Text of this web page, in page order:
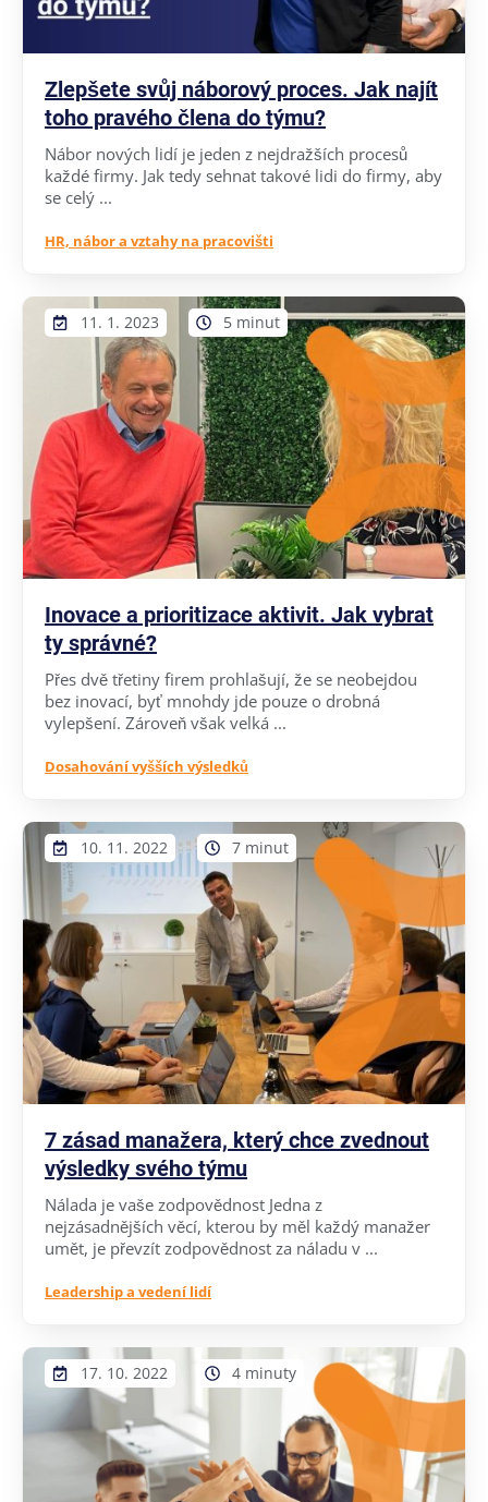
Zlepšete svůj náborový proces. Jak najít
toho pravého člena do týmu?
Nábor nových lidí je jeden z nejdražších procesů
každé firmy. Jak tedy sehnat takové lidi do firmy, aby
se celý ...
HR, nábor a vztahy na pracovišti
11. 1. 2023 5 minut
Inovace a prioritizace aktivit. Jak vybrat
ty správné?
Přes dvě třetiny firem prohlašují, že se neobejdou
bez inovací, byť mnohdy jde pouze o drobná
vylepšení. Zároveň však velká ...
Dosahování vyšších výsledků
10. 11. 2022 7 minut
7 zásad manažera, který chce zvednout
výsledky svého týmu
Nálada je vaše zodpovědnost Jedna z
nejzásadnějších věcí, kterou by měl každý manažer
umět, je převzít zodpovědnost za náladu v ...
Leadership a vedení lidí
17. 10. 2022 4 minuty